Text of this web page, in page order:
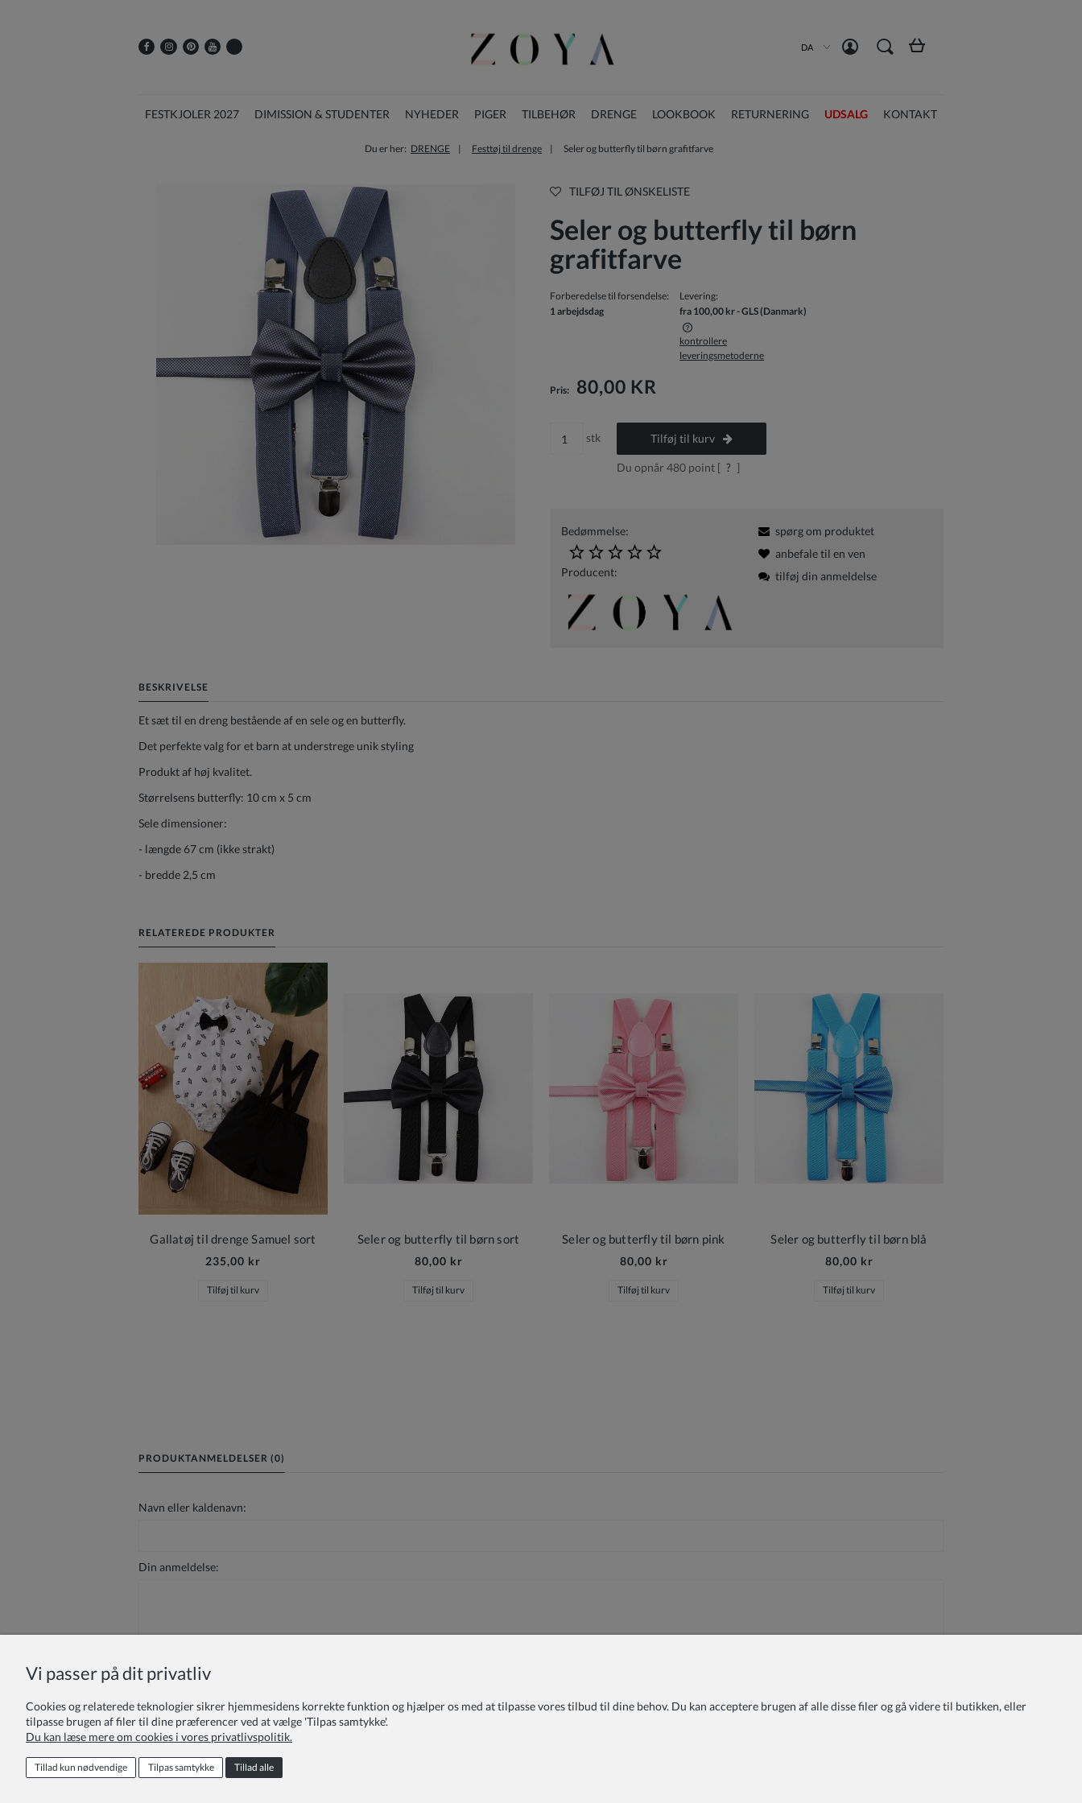
DA
FESTKJOLER 2027 DIMISSION & STUDENTER NYHEDER PIGER TILBEHØR DRENGE LOOKBOOK RETURNERING UDSALG KONTAKT
Du er her: DRENGE Festtøj til drenge Seler og butterfly til børn grafitfarve
TILFØJ TIL ØNSKELISTE
Seler og butterfly til børn
grafitfarve
Forberedelse til forsendelse:
1 arbejdsdag
Levering:
fra 100,00 kr- GLS(Danmark)
betalingsomkostninger
kontrollere
leveringsmetoderne
Pris: 80,00 KR
stk Tilføj til kurv
Du opnår 480point [ ? ]
Bedømmelse:
Producent:
spørg om produktet
anbefale til en ven
tilføj din anmeldelse
BESKRIVELSE
Et sæt til en dreng bestående af en sele og en butterfly.
Det perfekte valg for et barn at understrege unik styling
Produkt af høj kvalitet.
Størrelsens butterfly: 10 cm x 5 cm
Sele dimensioner:
- længde 67 cm (ikke strakt)
- bredde 2,5 cm
RELATEREDE PRODUKTER
Gallatøj til drenge Samuel sort
235,00 kr
Tilføj til kurv
Seler og butterfly til børn sort
80,00 kr
Tilføj til kurv
Seler og butterfly til børn pink
80,00 kr
Tilføj til kurv
Seler og butterfly til børn blå
80,00 kr
Tilføj til kurv
PRODUKTANMELDELSER (0)
Navn eller kaldenavn:
Din anmeldelse:
Sende
Loyalitetsprogram For institutioner
Vi passer på dit privatliv
Cookies og relaterede teknologier sikrer hjemmesidens korrekte funktion og hjælper os med at tilpasse vores tilbud til dine behov. Du kan acceptere brugen af alle disse filer og gå videre til butikken, eller
tilpasse brugen af filer til dine præferencer ved at vælge 'Tilpas samtykke'.
Du kan læse mere om cookies i vores privatlivspolitik.
Tillad kun nødvendige Tilpas samtykke Tillad alle